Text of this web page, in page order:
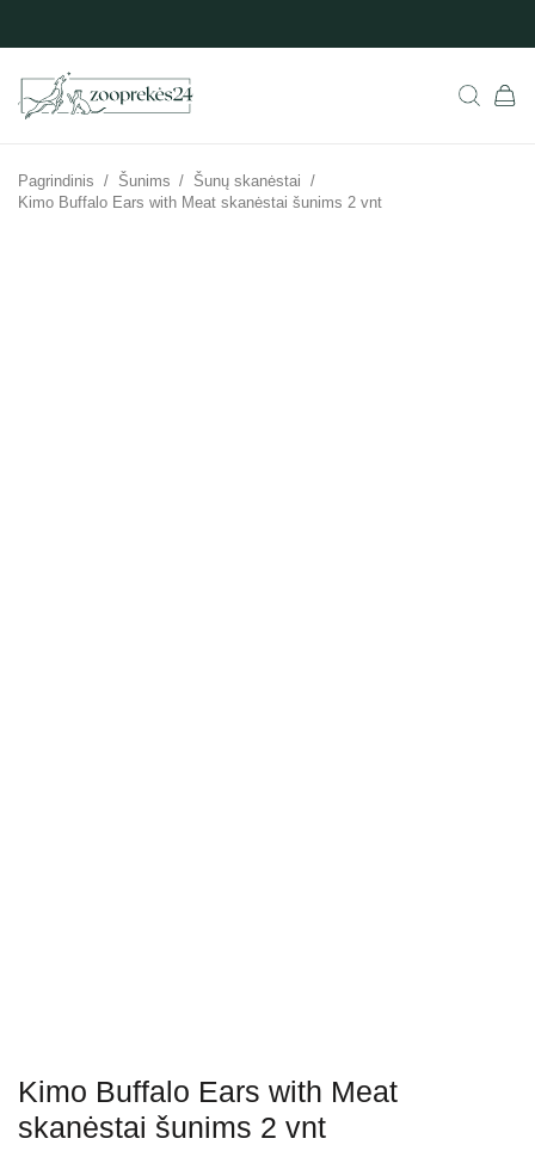
Pagrindinis / Šunims / Šunų skanėstai /
Kimo Buffalo Ears with Meat skanėstai šunims 2 vnt
Kimo Buffalo Ears with Meat
skanėstai šunims 2 vnt